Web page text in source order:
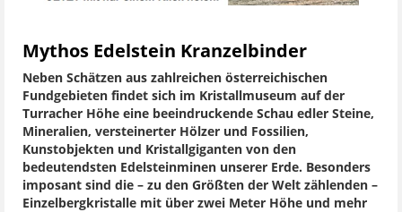
Mythos Edelstein Kranzelbinder
Neben Schätzen aus zahlreichen österreichischen
Fundgebieten findet sich im Kristallmuseum auf der
Turracher Höhe eine beeindruckende Schau edler Steine,
Mineralien, versteinerter Hölzer und Fossilien,
Kunstobjekten und Kristallgiganten von den
bedeutendsten Edelsteinminen unserer Erde. Besonders
imposant sind die – zu den Größten der Welt zählenden –
Einzelbergkristalle mit über zwei Meter Höhe und mehr